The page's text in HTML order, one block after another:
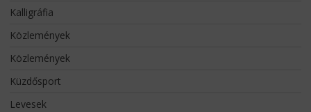
Kalligráfia
Közlemények
Közlemények
Küzdősport
Levesek